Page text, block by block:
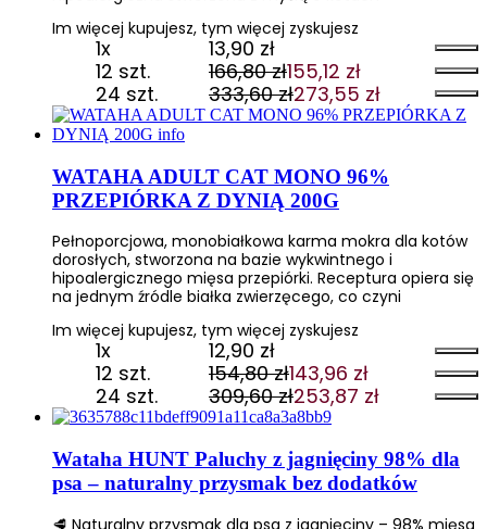
Im więcej kupujesz, tym więcej zyskujesz
1x 13,90 zł
12 szt.
166,80zł
Pierwotna
cena
wynosiła:
155,12 zł
Aktualna
cena
wynosi:
24 szt. 333,60zł
Pierwotna
cena
333,60 zł.
273,55 zł
Aktualna
cena
273,55 zł.
WATAHA ADULT CAT MONO 96%
PRZEPIÓRKA Z DYNIĄ 200G
Pełnoporcjowa, monobiałkowa karma mokra dla kotów
dorosłych, stworzona na bazie wykwintnego i
hipoalergicznego mięsa przepiórki. Receptura opiera się
na jednym źródle białka zwierzęcego, co czyni
Im więcej kupujesz, tym więcej zyskujesz
1x 12,90 zł
12 szt.
154,80zł
Pierwotna
cena
wynosiła:
154,80 zł.
143,96 zł
Aktualna
cena
wynosi:
143,96 zł.
24 szt. 309,60zł
Pierwotna
cena
wynosiła:
309,60 zł.
253,87 zł
Aktualna
cena
wynosi:
253,87 zł.
Wataha HUNT Paluchy z jagnięciny 98% dla
psa – naturalny przysmak bez dodatków
🥩 Naturalny przysmak dla psa z jagnięciny – 98% mięsa